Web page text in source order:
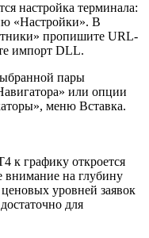
настройка терминала:
«Настройки». В
пропишите URL-
импорт DLL.
пары
или опции
меню Вставка.
к графику откроется
внимание на глубину
уровней заявок
для